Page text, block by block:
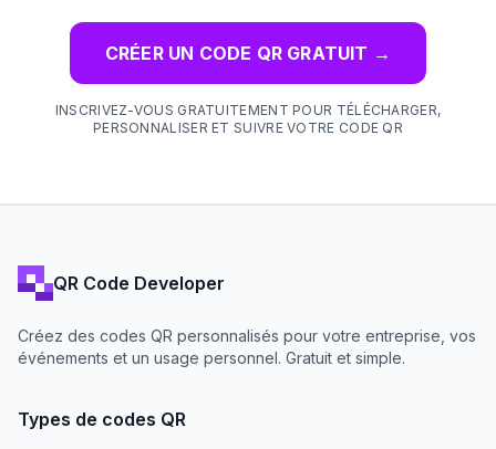
CRÉER UN CODE QR GRATUIT →
INSCRIVEZ-VOUS GRATUITEMENT POUR TÉLÉCHARGER,
PERSONNALISER ET SUIVRE VOTRE CODE QR
QR Code Developer
Créez des codes QR personnalisés pour votre entreprise, vos
événements et un usage personnel. Gratuit et simple.
Types de codes QR